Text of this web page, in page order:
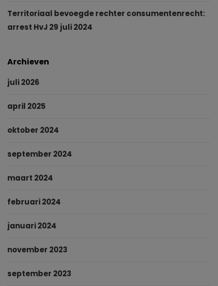
Territoriaal bevoegde rechter consumentenrecht:
arrest HvJ 29 juli 2024
Archieven
juli 2026
april 2025
oktober 2024
september 2024
maart 2024
februari 2024
januari 2024
november 2023
september 2023